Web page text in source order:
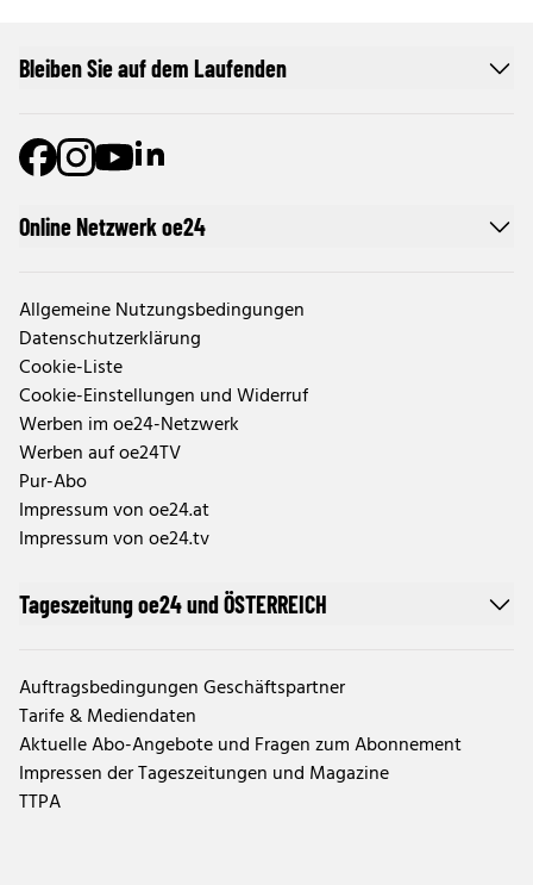
Online Netzwerk oe24
Allgemeine Nutzungsbedingungen
Datenschutzerklärung
Cookie-Liste
Cookie-Einstellungen und Widerruf
Werben im oe24-Netzwerk
Werben auf oe24TV
Pur-Abo
Impressum von oe24.at
Impressum von oe24.tv
Tageszeitung oe24 und ÖSTERREICH
Auftragsbedingungen Geschäftspartner
Tarife & Mediendaten
Aktuelle Abo-Angebote und Fragen zum Abonnement
Impressen der Tageszeitungen und Magazine
TTPA
Bleiben Sie auf dem Laufenden